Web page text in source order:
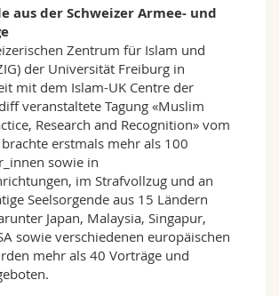
aus der Schweizer Armee- und
Zentrum für Islam und
der Universität Freiburg in
mit dem Islam-UK Centre der
veranstaltete Tagung «Muslim
Research and Recognition» vom
erstmals mehr als 100
sowie in
im Strafvollzug und an
Seelsorgende aus 15 Ländern
Japan, Malaysia, Singapur,
sowie verschiedenen europäischen
mehr als 40 Vorträge und